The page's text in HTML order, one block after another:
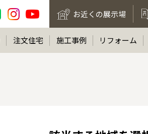
お近くの展示場
注文住宅 施工事例 リフォーム